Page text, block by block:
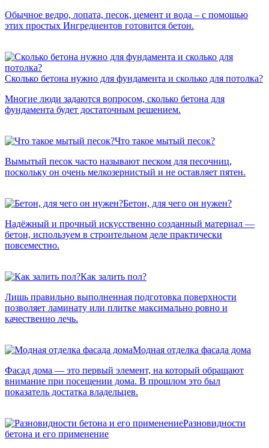
Обычное ведро, лопата, песок, цемент и вода – с помощью
этих простых Ингредиентов готовится бетон.
Сколько бетона нужно для фундамента и сколько для потолка?
Многие люди задаются вопросом, сколько бетона для
фундамента будет достаточным решением.
Что такое мытый песок?
Вымытый песок часто называют песком для песочниц,
поскольку он очень мелкозернистый и не оставляет пятен.
Бетон, для чего он нужен?
Надёжный и прочный искусственно созданный материал —
бетон, используем в строительном деле практически
повсеместно.
Как залить пол?
Лишь правильно выполненная подготовка поверхности
позволяет ламинату или плитке максимально ровно и
качественно лечь.
Модная отделка фасада дома
Фасад дома — это первый элемент, на который обращают
внимание при посещении дома. В прошлом это был
показатель достатка владельцев.
Разновидности
бетона и его применение